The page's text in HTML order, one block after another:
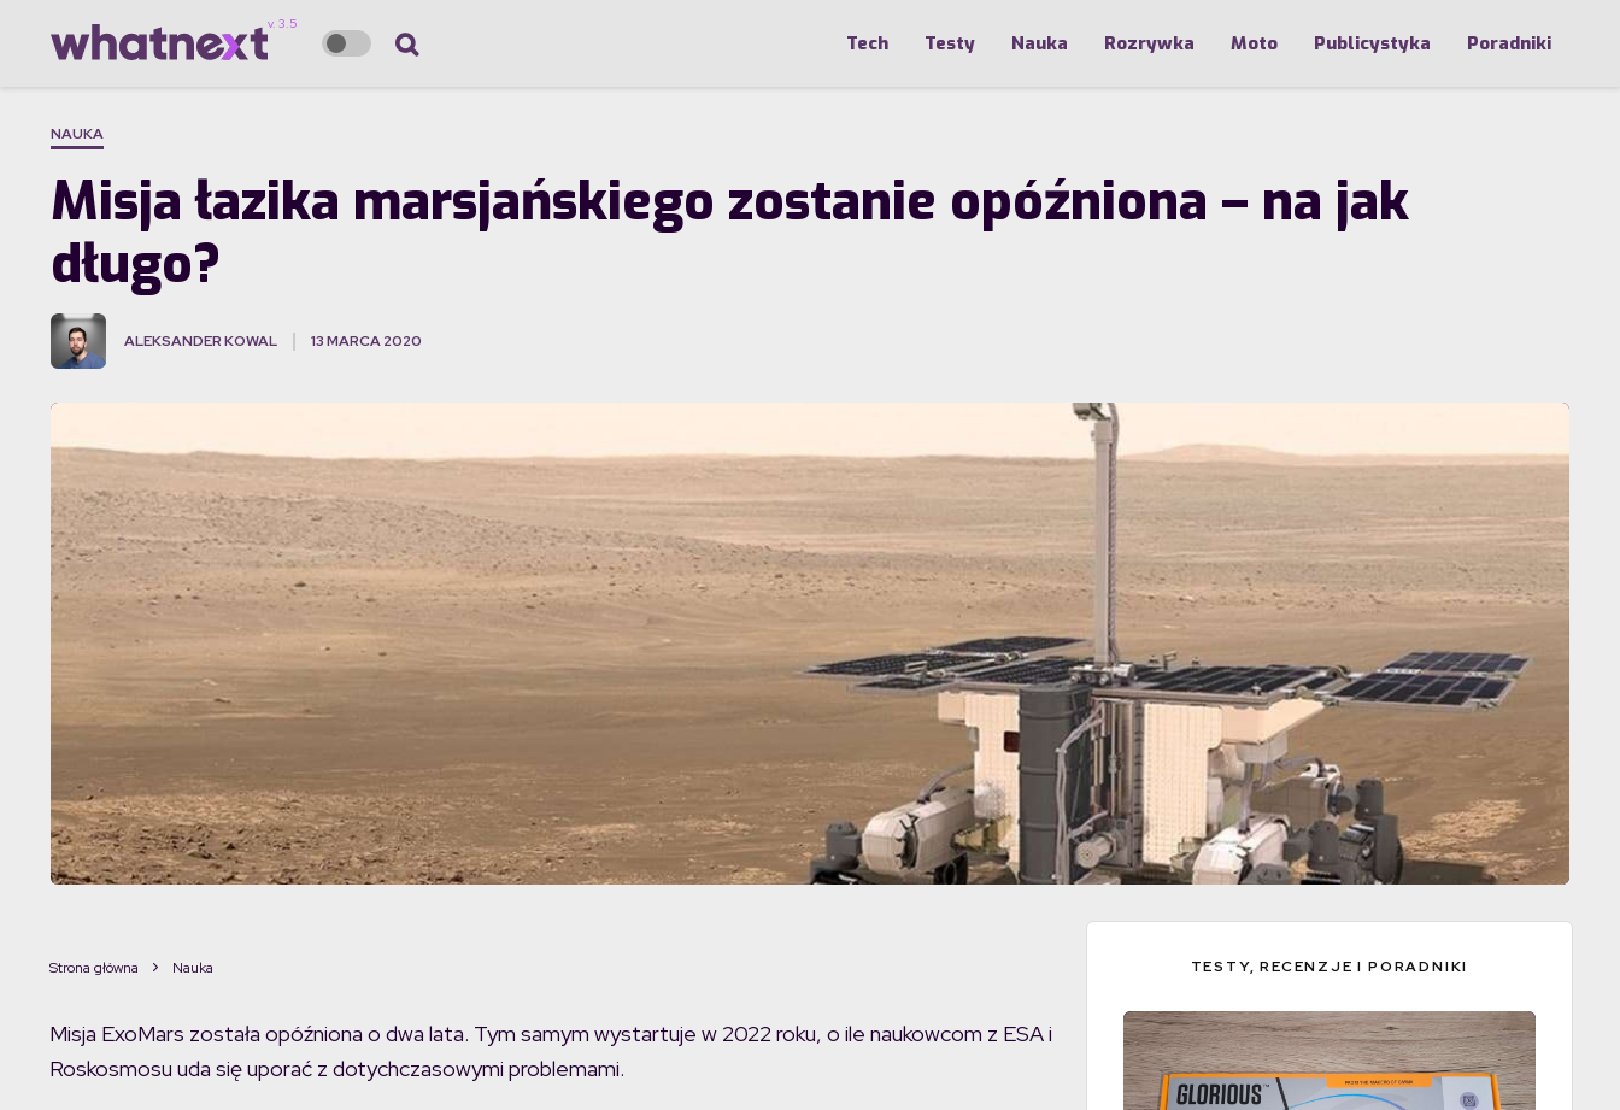
Tech Testy Nauka Rozrywka Moto Publicystyka Poradniki
NAUKA
Misja łazika marsjańskiego zostanie opóźniona – na jak
długo?
ALEKSANDER KOWAL 13 MARCA 2020
Strona główna Nauka
Misja ExoMars została opóźniona o dwa lata. Tym samym wystartuje w 2022 roku, o ile naukowcom z ESA i
Roskosmosu uda się uporać z dotychczasowymi problemami.
TESTY, RECENZJE I PORADNIKI